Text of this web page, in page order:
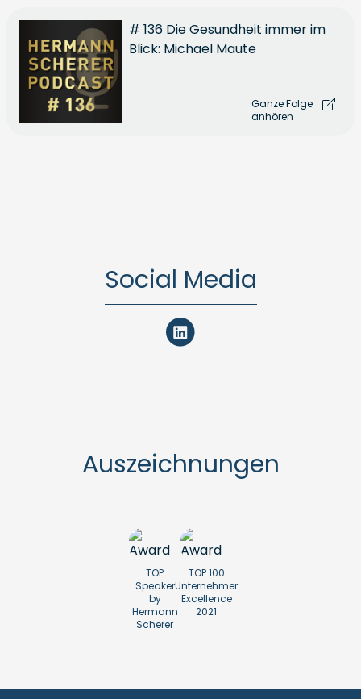
# 136 Die Gesundheit immer im
Blick: Michael Maute
Ganze Folge
anhören
Social Media
Auszeichnungen
TOP
Speaker
by
Hermann
Scherer
TOP 100
Unternehmer
Excellence
2021